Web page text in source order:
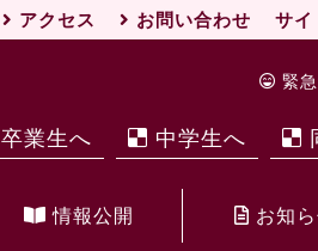
サイ
お問い合わせ
アクセス
緊
卒業生へ 中学生へ
情報公開 お知